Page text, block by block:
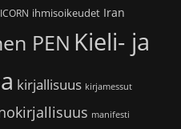
ICORN ihmisoikeudet Iran
PEN Kieli- ja
kirjallisuus kirjamessut
manifesti